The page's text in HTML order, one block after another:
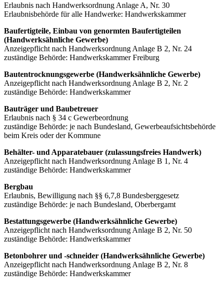
Erlaubnis nach Handwerksordnung Anlage A, Nr. 30
Erlaubnisbehörde für alle Handwerke: Handwerkskammer
Baufertigteile, Einbau von genormten Baufertigteilen
(Handwerksähnliche Gewerbe)
Anzeigepflicht nach Handwerksordnung Anlage B 2, Nr. 24
zuständige Behörde: Handwerkskammer Freiburg
Bautentrocknungsgewerbe (Handwerksähnliche Gewerbe)
Anzeigepflicht nach Handwerksordnung Anlage B 2, Nr. 2
zuständige Behörde: Handwerkskammer
Bauträger und Baubetreuer
Erlaubnis nach § 34 c Gewerbeordnung
zuständige Behörde: je nach Bundesland, Gewerbeaufsichtsbehörde
beim Kreis oder der Kommune
Behälter- und Apparatebauer (zulassungsfreies Handwerk)
Anzeigepflicht nach Handwerksordnung Anlage B 1, Nr. 4
zuständige Behörde: Handwerkskammer
Bergbau
Erlaubnis, Bewilligung nach §§ 6,7,8 Bundesberggesetz
zuständige Behörde: je nach Bundesland, Oberbergamt
Bestattungsgewerbe (Handwerksähnliche Gewerbe)
Anzeigepflicht nach Handwerksordnung Anlage B 2, Nr. 50
zuständige Behörde: Handwerkskammer
Betonbohrer und -schneider (Handwerksähnliche Gewerbe)
Anzeigepflicht nach Handwerksordnung Anlage B 2, Nr. 8
zuständige Behörde: Handwerkskammer